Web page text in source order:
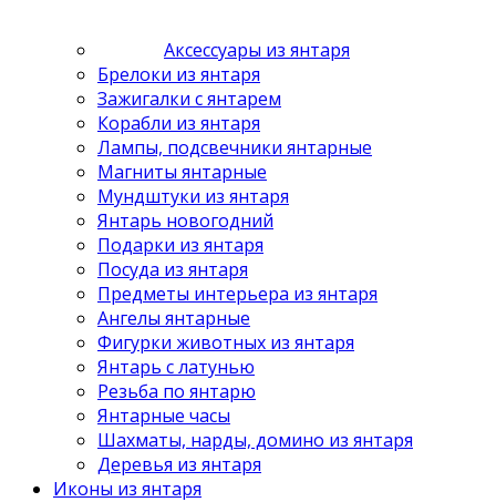
Аксессуары из янтаря
Брелоки из янтаря
Зажигалки с янтарем
Корабли из янтаря
Лампы, подсвечники янтарные
Магниты янтарные
Мундштуки из янтаря
Янтарь новогодний
Подарки из янтаря
Посуда из янтаря
Предметы интерьера из янтаря
Ангелы янтарные
Фигурки животных из янтаря
Янтарь с латунью
Резьба по янтарю
Янтарные часы
Шахматы, нарды, домино из янтаря
Деревья из янтаря
Иконы из янтаря